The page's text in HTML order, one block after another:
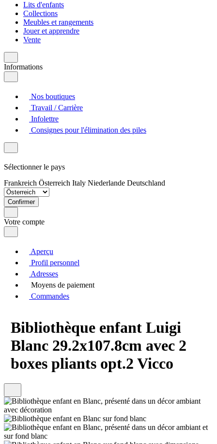
Lits d'enfants
Collections
Meubles et rangements
Jouer et apprendre
Vente
Informations
Nos boutiques
Travail / Carrière
Infolettre
Consignes pour l'élimination des piles
Sélectionner le pays
Frankreich Österreich Italy Niederlande Deutschland
Confirmer
Votre compte
Aperçu
Profil personnel
Adresses
Moyens de paiement
Commandes
Bibliothèque enfant Luigi
Blanc 29.2x107.8cm avec 2
boxes pliants opt.2 Vicco